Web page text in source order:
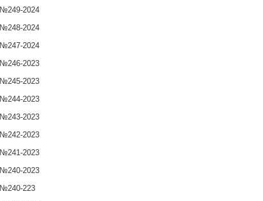
№249-2024
№248-2024
№247-2024
№246-2023
№245-2023
№244-2023
№243-2023
№242-2023
№241-2023
№240-2023
№240-223